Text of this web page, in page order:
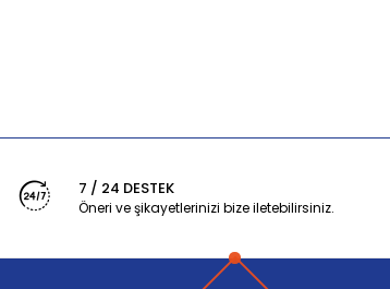
7 / 24 DESTEK
Öneri ve şikayetlerinizi bize iletebilirsiniz.